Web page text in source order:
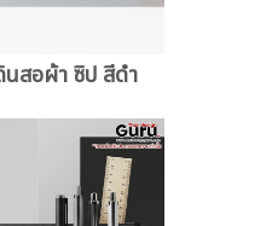
นสอผ้า ซิป สีดำ